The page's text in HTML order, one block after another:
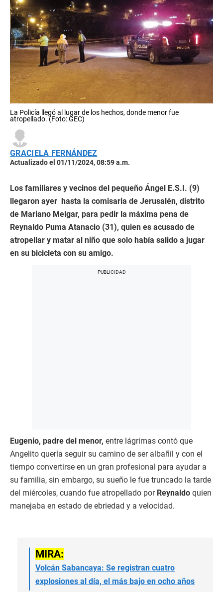
La Policía llegó al lugar de los hechos, donde menor fue
atropellado. (Foto: GEC)
GRACIELA FERNÁNDEZ
Actualizado el 01/11/2024, 08:59 a.m.
Los familiares y vecinos del pequeño Ángel E.S.I. (9)
llegaron ayer hasta la comisaria de Jerusalén, distrito
de Mariano Melgar, para pedir la máxima pena de
Reynaldo Puma Atanacio (31), quien es acusado de
atropellar y matar al niño que solo había salido a jugar
en su bicicleta con su amigo.
Eugenio, padre del menor, entre lágrimas contó que
Angelito quería seguir su camino de ser albañil y con el
tiempo convertirse en un gran profesional para ayudar a
su familia, sin embargo, su sueño le fue truncado la tarde
del miércoles, cuando fue atropellado por Reynaldo quien
manejaba en estado de ebriedad y a velocidad.
MIRA:
Volcán Sabancaya: Se registran cuatro
explosiones al día, el más bajo en ocho años